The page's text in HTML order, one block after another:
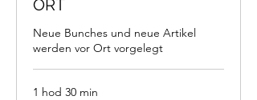
ORT
Neue Bunches und neue Artikel
werden vor Ort vorgelegt
1 hod 30 min